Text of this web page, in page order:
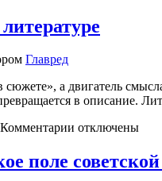
как
жанры,
примеры
значение
Главред
а двигатель
в описание.
Комментарии к
Виды
конфликта
отключены
поле